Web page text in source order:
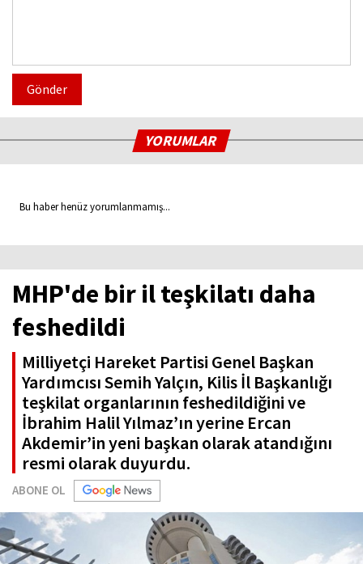
Gönder
YORUMLAR
Bu haber henüz yorumlanmamış...
MHP'de bir il teşkilatı daha
feshedildi
Milliyetçi Hareket Partisi Genel Başkan
Yardımcısı Semih Yalçın, Kilis İl Başkanlığı
teşkilat organlarının feshedildiğini ve
İbrahim Halil Yılmaz’ın yerine Ercan
Akdemir’in yeni başkan olarak atandığını
resmi olarak duyurdu.
ABONE OL